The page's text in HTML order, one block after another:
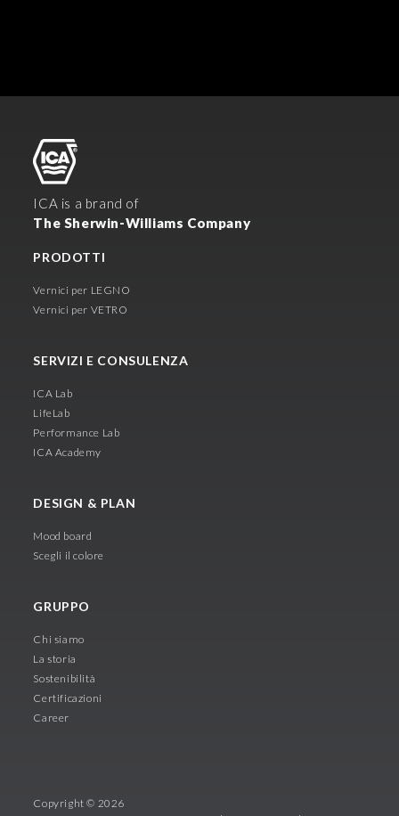
ICA is a brand of
The Sherwin-Williams Company
PRODOTTI
Vernici per LEGNO
Vernici per VETRO
SERVIZI E CONSULENZA
ICA Lab
LifeLab
Performance Lab
ICA Academy
DESIGN & PLAN
Mood board
Scegli il colore
GRUPPO
Chi siamo
La storia
Sostenibilità
Certificazioni
Career
Copyright © 2026